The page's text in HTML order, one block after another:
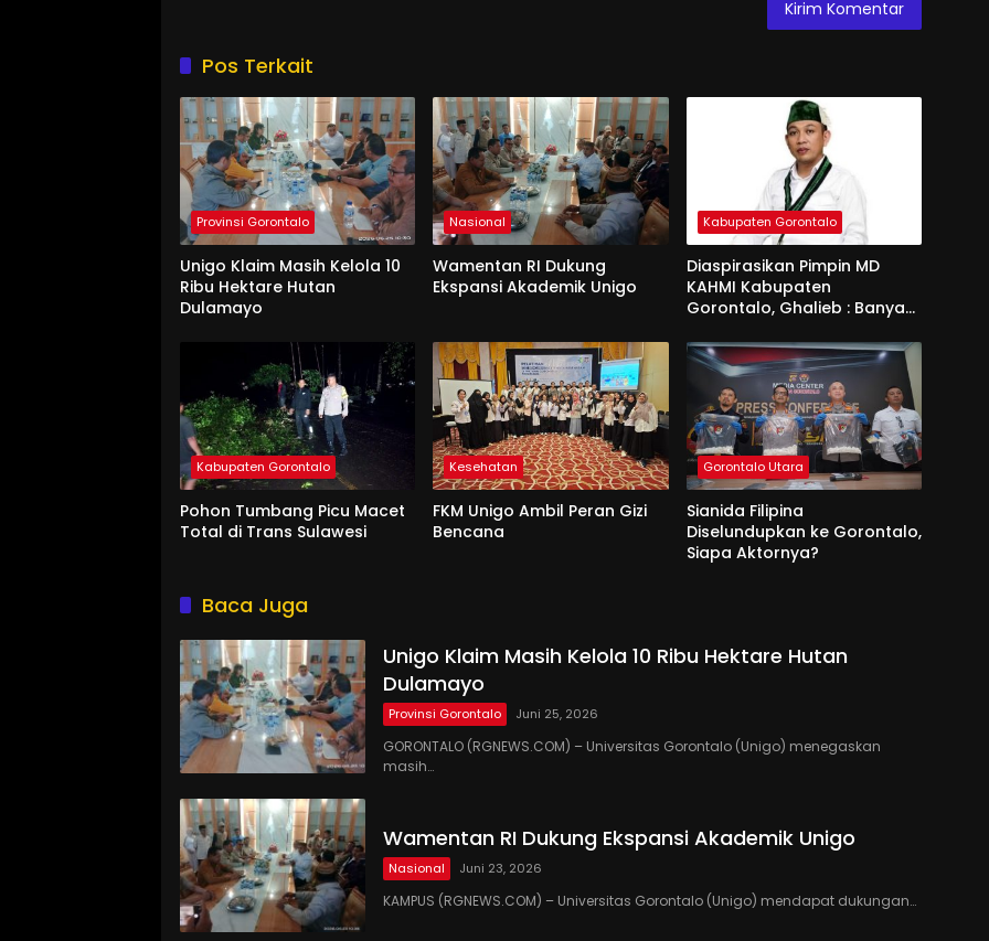
Pos Terkait
Provinsi Gorontalo
Unigo Klaim Masih Kelola 10
Ribu Hektare Hutan
Dulamayo
Nasional
Wamentan RI Dukung
Ekspansi Akademik Unigo
Kabupaten Gorontalo
Diaspirasikan Pimpin MD
KAHMI Kabupaten
Gorontalo, Ghalieb : Banyak
Kabupaten Gorontalo
Pohon Tumbang Picu Macet
Total di Trans Sulawesi
Kesehatan
FKM Unigo Ambil Peran Gizi
Bencana
Gorontalo Utara
Sianida Filipina
Diselundupkan ke Gorontalo,
Siapa Aktornya?
Baca Juga
Unigo Klaim Masih Kelola 10 Ribu Hektare Hutan
Dulamayo
Provinsi Gorontalo Juni 25, 2026
GORONTALO (RGNEWS.COM) – Universitas Gorontalo (Unigo) menegaskan
masih…
Wamentan RI Dukung Ekspansi Akademik Unigo
Nasional Juni 23, 2026
KAMPUS (RGNEWS.COM) – Universitas Gorontalo (Unigo) mendapat dukungan…